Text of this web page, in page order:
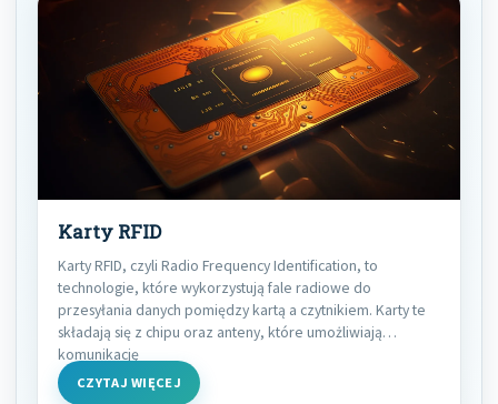
Karty RFID
Karty RFID, czyli Radio Frequency Identification, to
technologie, które wykorzystują fale radiowe do
przesyłania danych pomiędzy kartą a czytnikiem. Karty te
składają się z chipu oraz anteny, które umożliwiają
komunikację
CZYTAJ WIĘCEJ